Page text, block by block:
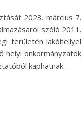
2023. március 7.
szóló 2011.
területén lakóhellyel
helyi önkormányzatok
kaphatnak.